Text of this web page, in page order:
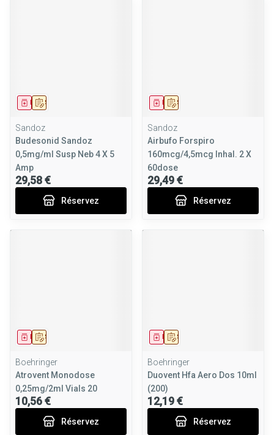
Sur prescription
Médicament
Sandoz
Budesonid Sandoz
0,5mg/ml Susp Neb 4 X 5
Amp
29,58 €
Réservez
Sur prescription
Médicament
Sandoz
Airbufo Forspiro
160mcg/4,5mcg Inhal. 2 X
60dose
29,49 €
Réservez
Sur prescription
Médicament
Boehringer
Atrovent Monodose
0,25mg/2ml Vials 20
10,56 €
Réservez
Sur prescription
Médicament
Boehringer
Duovent Hfa Aero Dos 10ml
(200)
12,19 €
Réservez